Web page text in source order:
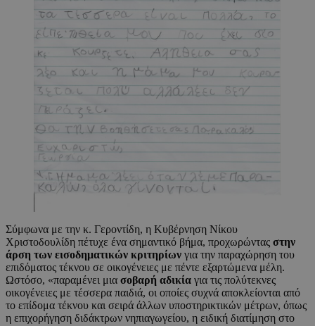
Σύμφωνα με την κ. Γεροντίδη, η Κυβέρνηση Νίκου
Χριστοδουλίδη πέτυχε ένα σημαντικό βήμα, προχωρώντας στην
άρση των εισοδηματικών κριτηρίων για την παραχώρηση του
επιδόματος τέκνου σε οικογένειες με πέντε εξαρτώμενα μέλη.
Ωστόσο, «παραμένει μια σοβαρή αδικία για τις πολύτεκνες
οικογένειες με τέσσερα παιδιά, οι οποίες συχνά αποκλείονται από
το επίδομα τέκνου και σειρά άλλων υποστηρικτικών μέτρων, όπως
η επιχορήγηση διδάκτρων νηπιαγωγείου, η ειδική διατίμηση στο